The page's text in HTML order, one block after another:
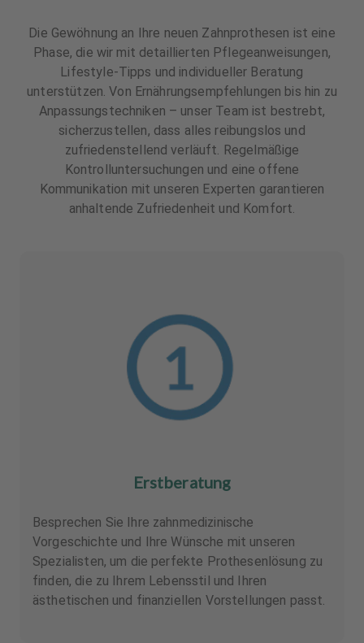
Die Gewöhnung an Ihre neuen Zahnprothesen ist eine
Phase, die wir mit detaillierten Pflegeanweisungen,
Lifestyle-Tipps und individueller Beratung
unterstützen. Von Ernährungsempfehlungen bis hin zu
Anpassungstechniken – unser Team ist bestrebt,
sicherzustellen, dass alles reibungslos und
zufriedenstellend verläuft. Regelmäßige
Kontrolluntersuchungen und eine offene
Kommunikation mit unseren Experten garantieren
anhaltende Zufriedenheit und Komfort.
Erstberatung
Besprechen Sie Ihre zahnmedizinische
Vorgeschichte und Ihre Wünsche mit unseren
Spezialisten, um die perfekte Prothesenlösung zu
finden, die zu Ihrem Lebensstil und Ihren
ästhetischen und finanziellen Vorstellungen passt.